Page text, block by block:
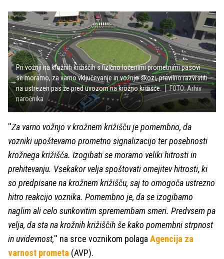
Pri vožnji na krožnih križiščih s fizično ločenimi prometnimi pasovi
se moramo, za varno vključevanje in vožnjo skozi, pravilno razvrstiti
na ustrezen pas že pred uvozom na krožno križišče.
FOTO: Arhiv
naročnika
''Za varno vožnjo v krožnem križišču je pomembno, da
vozniki upoštevamo prometno signalizacijo ter posebnosti
krožnega križišča. Izogibati se moramo veliki hitrosti in
prehitevanju. Vsekakor velja spoštovati omejitev hitrosti, ki
so predpisane na krožnem križišču, saj to omogoča ustrezno
hitro reakcijo voznika. Pomembno je, da se izogibamo
naglim ali celo sunkovitim spremembam smeri. Predvsem pa
velja, da sta na krožnih križiščih še kako pomembni strpnost
in uvidevnost,'' na srce voznikom polagaAgencija za
varnost prometa (AVP).